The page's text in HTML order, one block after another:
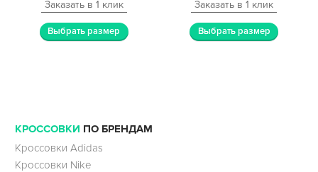
Заказать в 1 клик
Выбрать размер
Заказать в 1 клик
Выбрать размер
КРОССОВКИ ПО БРЕНДАМ
Кроссовки Adidas
Кроссовки Nike